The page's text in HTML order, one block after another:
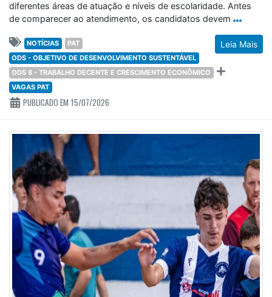
diferentes áreas de atuação e níveis de escolaridade. Antes
de comparecer ao atendimento, os candidatos devem
Leia Mais
NOTÍCIAS
PAT
ODS - OBJETIVO DE DESENVOLVIMENTO SUSTENTÁVEL
ODS 8 - TRABALHO DECENTE E CRESCIMENTO ECONÔMICO
VAGAS PAT
PUBLICADO EM 15/07/2026